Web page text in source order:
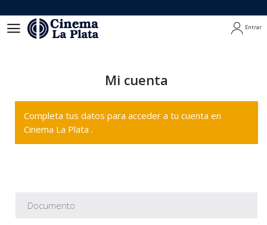
Entrar
Mi cuenta
Completa tus datos para acceder a tu cuenta en
Cinema La Plata .